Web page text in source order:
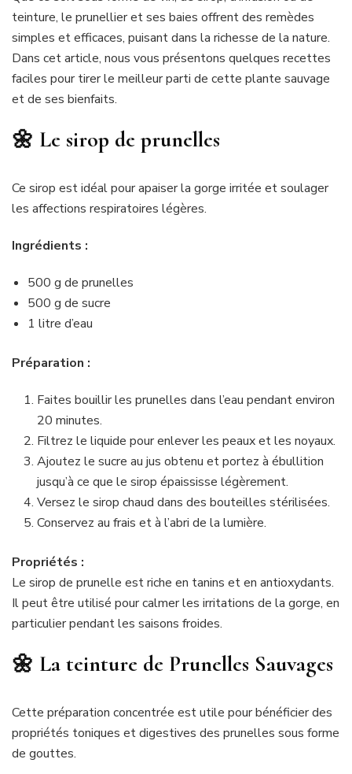
teinture, le prunellier et ses baies offrent des remèdes
simples et efficaces, puisant dans la richesse de la nature.
Dans cet article, nous vous présentons quelques recettes
faciles pour tirer le meilleur parti de cette plante sauvage
et de ses bienfaits.
🌼 Le sirop de prunelles
Ce sirop est idéal pour apaiser la gorge irritée et soulager
les affections respiratoires légères.
Ingrédients :
500 g de prunelles
500 g de sucre
1 litre d’eau
Préparation :
Faites bouillir les prunelles dans l’eau pendant environ
20 minutes.
Filtrez le liquide pour enlever les peaux et les noyaux.
Ajoutez le sucre au jus obtenu et portez à ébullition
jusqu’à ce que le sirop épaississe légèrement.
Versez le sirop chaud dans des bouteilles stérilisées.
Conservez au frais et à l’abri de la lumière.
Propriétés :
Le sirop de prunelle est riche en tanins et en antioxydants.
Il peut être utilisé pour calmer les irritations de la gorge, en
particulier pendant les saisons froides.
🌼 La teinture de Prunelles Sauvages
Cette préparation concentrée est utile pour bénéficier des
propriétés toniques et digestives des prunelles sous forme
de gouttes.